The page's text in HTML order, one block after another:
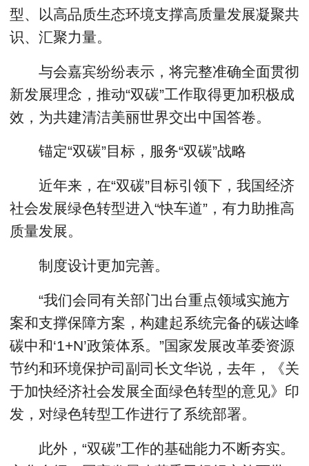
型、以高品质生态环境支撑高质量发展凝聚共
识、汇聚力量。
与会嘉宾纷纷表示，将完整准确全面贯彻
新发展理念，推动“双碳”工作取得更加积极成
效，为共建清洁美丽世界交出中国答卷。
锚定“双碳”目标，服务“双碳”战略
近年来，在“双碳”目标引领下，我国经济
社会发展绿色转型进入“快车道”，有力助推高
质量发展。
制度设计更加完善。
“我们会同有关部门出台重点领域实施方
案和支撑保障方案，构建起系统完备的碳达峰
碳中和‘1+N’政策体系。”国家发展改革委资源
节约和环境保护司副司长文华说，去年，《关
于加快经济社会发展全面绿色转型的意见》印
发，对绿色转型工作进行了系统部署。
此外，“双碳”工作的基础能力不断夯实。